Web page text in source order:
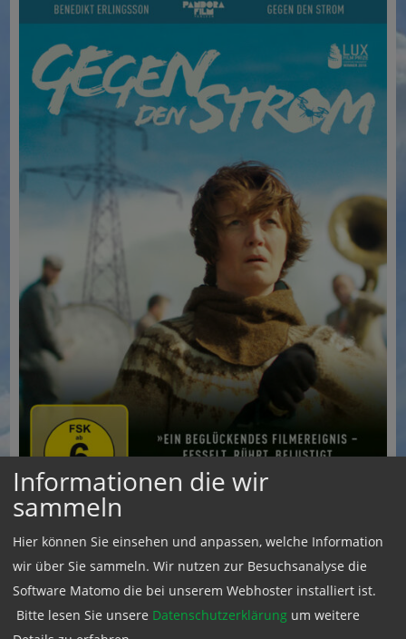
Nach außen hin führt Halla (Halldora Geirhardsdottir)
ein unscheinbares Leben. Sie arbeitet als
Chorleiterin, hat Freunde und ein schönes Haus,
versteht sich gut mit ihren Nachbarn und mit ihrer
Informationen die wir
sammeln
Hier können Sie einsehen und anpassen, welche Information
wir über Sie sammeln. Wir nutzen zur Besuchsanalyse die
Software Matomo die bei unserem Webhoster installiert ist.
Bitte lesen Sie unsere Datenschutzerklärung um weitere